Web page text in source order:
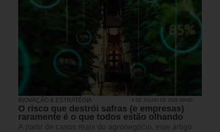
INOVAÇÃO & ESTRATÉGIA 4 DE JULHO DE 2026 08H00
O risco que destrói safras (e empresas)
raramente é o que todos estão olhando
A partir de casos reais do agronegócio, este artigo